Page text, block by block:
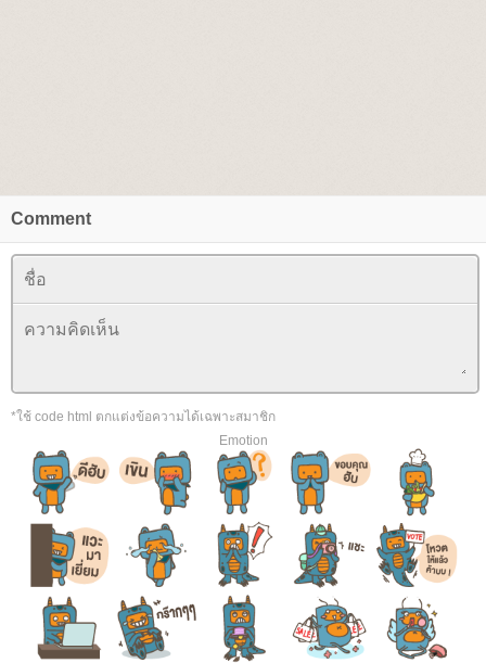
Comment
*ใช้ code html ตกแต่งข้อความได้เฉพาะสมาชิก
Emotion